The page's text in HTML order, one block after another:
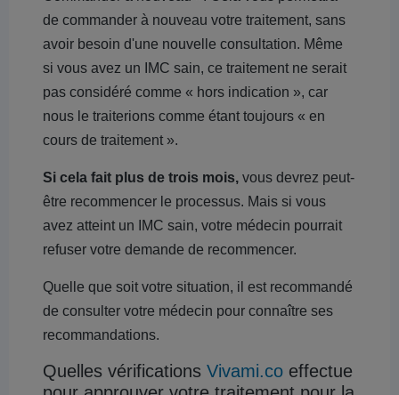
de commander à nouveau votre traitement, sans
avoir besoin d'une nouvelle consultation. Même
si vous avez un IMC sain, ce traitement ne serait
pas considéré comme « hors indication », car
nous le traiterions comme étant toujours « en
cours de traitement ».
Si cela fait plus de trois mois, vous devrez peut-
être recommencer le processus. Mais si vous
avez atteint un IMC sain, votre médecin pourrait
refuser votre demande de recommencer.
Quelle que soit votre situation, il est recommandé
de consulter votre médecin pour connaître ses
recommandations.
Quelles vérifications Vivami.co effectue